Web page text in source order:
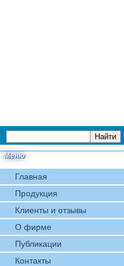
Меню
Главная
Продукция
Клиенты и отзывы
О фирме
Публикации
Контакты